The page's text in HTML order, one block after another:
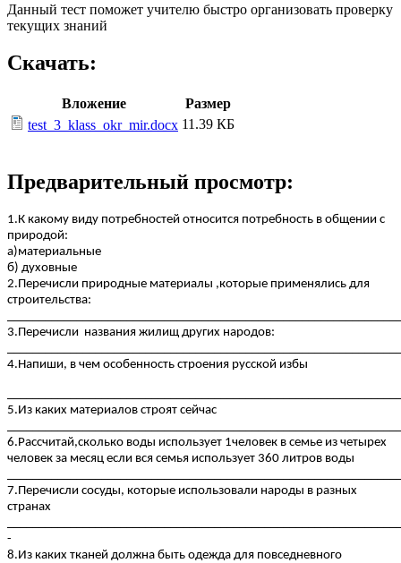
Данный тест поможет учителю быстро организовать проверку
текущих знаний
Скачать:
Вложение
Размер
test_3_klass_okr_mir.docx 11.39 КБ
Предварительный просмотр:
1.К какому виду потребностей относится потребность в общении с
природой:
а)материальные
б) духовные
2.Перечисли природные материалы ,которые применялись для
строительства:
3.Перечисли названия жилищ других народов:
4.Напиши, в чем особенность строения русской избы
5.Из каких материалов строят сейчас
6.Рассчитай,сколько воды использует 1человек в семье из четырех
человек за месяц если вся семья использует 360 литров воды
7.Перечисли сосуды, которые использовали народы в разных
странах
-
8.Из каких тканей должна быть одежда для повседневного